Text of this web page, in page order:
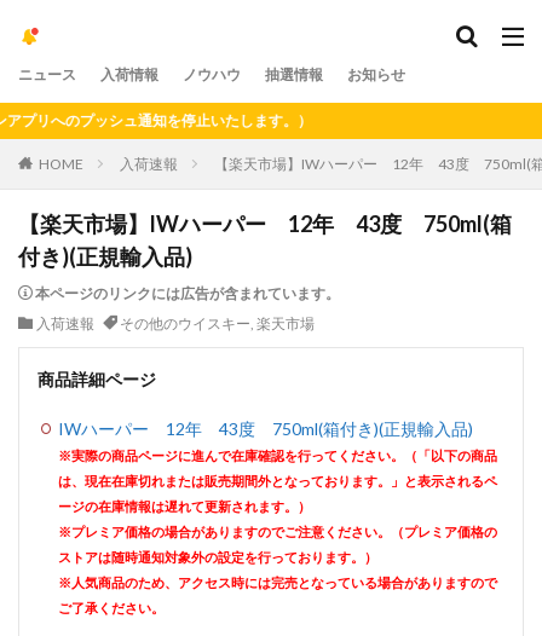
ニュース 入荷情報 ノウハウ 抽選情報 お知らせ
のプッシュ通知を停止いたします。）
HOME 入荷速報 【楽天市場】IWハーパー 12年 43度 750ml(
【楽天市場】IWハーパー 12年 43度 750ml(箱
付き)(正規輸入品)
本ページのリンクには広告が含まれています。
入荷速報
その他のウイスキー, 楽天市場
商品詳細ページ
IWハーパー 12年 43度 750ml(箱付き)(正規輸入品)
※実際の商品ページに進んで在庫確認を行ってください。（「以下の商品
は、現在在庫切れまたは販売期間外となっております。」と表示されるペ
ージの在庫情報は遅れて更新されます。）
※プレミア価格の場合がありますのでご注意ください。（プレミア価格の
ストアは随時通知対象外の設定を行っております。）
※人気商品のため、アクセス時には完売となっている場合がありますので
ご了承ください。